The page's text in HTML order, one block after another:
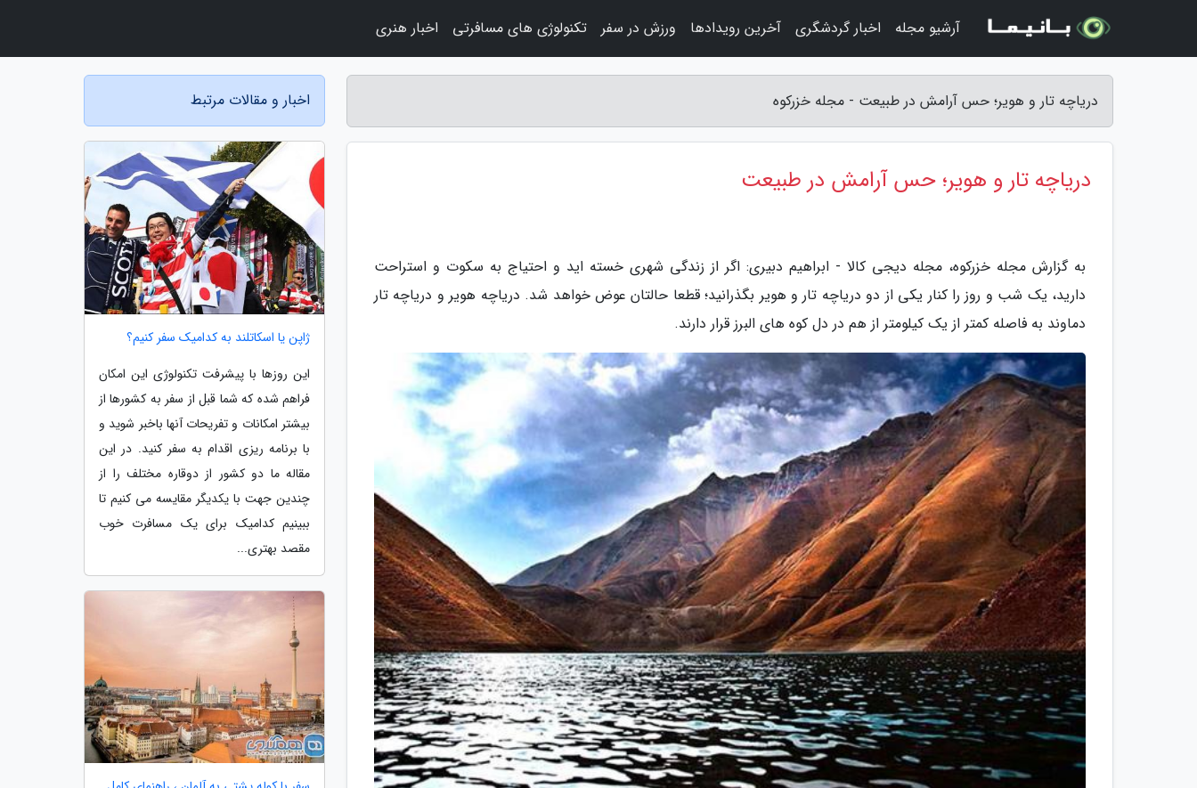
دریاچه تار و هویر؛ حس آرامش در طبیعت - مجله خزرکوه
دریاچه تار و هویر؛ حس آرامش در طبیعت
به گزارش مجله خزرکوه، مجله دیجی کالا - ابراهیم دبیری: اگر از زندگی شهری خسته اید و احتیاج به سکوت و استراحت
دارید، یک شب و روز را کنار یکی از دو دریاچه تار و هویر بگذرانید؛ قطعا حالتان عوض خواهد شد. دریاچه هویر و دریاچه تار
دماوند به فاصله کمتر از یک کیلومتر از هم در دل کوه های البرز قرار دارند.
اخبار و مقالات مرتبط
ژاپن یا اسکاتلند به کدامیک سفر کنیم؟
این روزها با پیشرفت تکنولوژی این امکان
فراهم شده که شما قبل از سفر به کشورها از
بیشتر امکانات و تفریحات آنها باخبر شوید و
با برنامه ریزی اقدام به سفر کنید. در این
مقاله ما دو کشور از دوقاره مختلف را از
چندین جهت با یکدیگر مقایسه می کنیم تا
ببینیم کدامیک برای یک مسافرت خوب
مقصد بهتری...
آرشیو مجله اخبار گردشگری آخرین رویدادها ورزش در سفر تکنولوژی های مسافرتی اخبار هنری